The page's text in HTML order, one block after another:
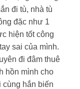
đi tù, nhà tù
đặc như 1
hiện tốt công
sai của mình.
đi đâm thuê
hồn mình cho
cùng hắn biến